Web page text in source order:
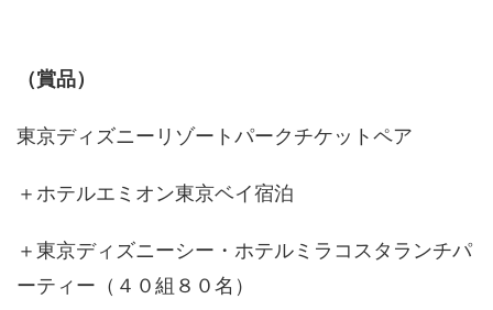
（賞品）
東京ディズニーリゾートパークチケットペア
＋ホテルエミオン東京ベイ宿泊
＋東京ディズニーシー・ホテルミラコスタランチパ
ーティー（４０組８０名）